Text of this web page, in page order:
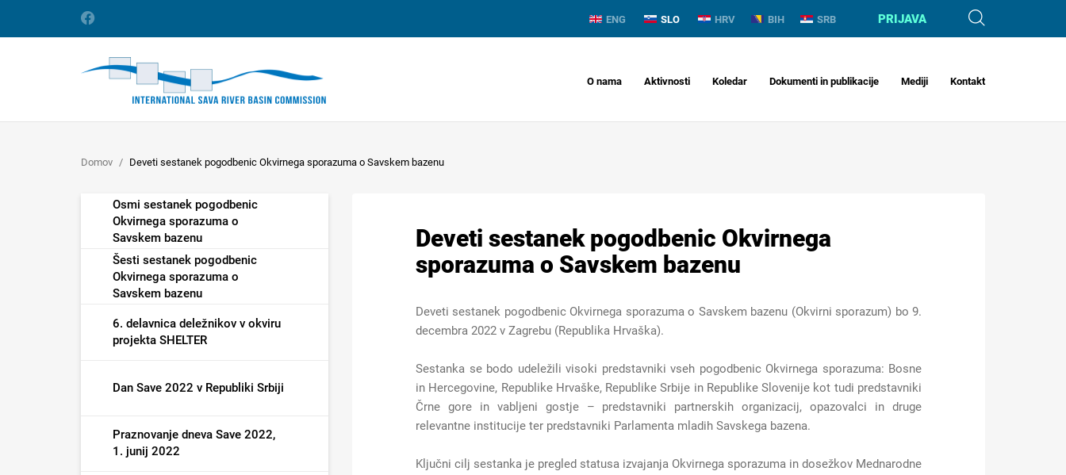
ENG SLO HRV BIH SRB PRIJAVA
O nama Aktivnosti Koledar Dokumenti in publikacije Mediji Kontakt
Domov Deveti sestanek pogodbenic Okvirnega sporazuma o Savskem bazenu
Osmi sestanek pogodbenic
Okvirnega sporazuma o
Savskem bazenu
Šesti sestanek pogodbenic
Okvirnega sporazuma o
Savskem bazenu
6. delavnica deležnikov v okviru
projekta SHELTER
Dan Save 2022 v Republiki Srbiji
Praznovanje dneva Save 2022,
1. junij 2022
Deveti sestanek pogodbenic Okvirnega
sporazuma o Savskem bazenu
Deveti sestanek pogodbenic Okvirnega sporazuma o Savskem bazenu (Okvirni sporazum) bo 9.
decembra 2022 v Zagrebu (Republika Hrvaška).
Sestanka se bodo udeležili visoki predstavniki vseh pogodbenic Okvirnega sporazuma: Bosne
in Hercegovine, Republike Hrvaške, Republike Srbije in Republike Slovenije kot tudi predstavniki
Črne gore in vabljeni gostje – predstavniki partnerskih organizacij, opazovalci in druge
relevantne institucije ter predstavniki Parlamenta mladih Savskega bazena.
Ključni cilj sestanka je pregled statusa izvajanja Okvirnega sporazuma in dosežkov Mednarodne